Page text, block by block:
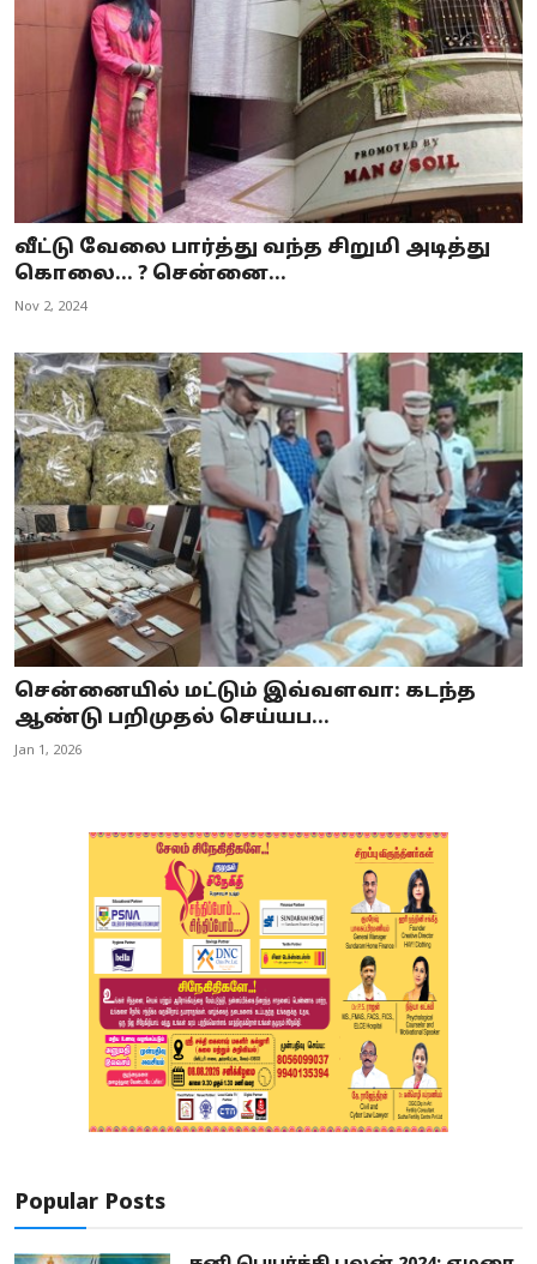
வீட்டு வேலை பார்த்து வந்த சிறுமி அடித்து
கொலை… ? சென்னை...
Nov 2, 2024
சென்னையில் மட்டும் இவ்வளவா: கடந்த
ஆண்டு பறிமுதல் செய்யப...
Jan 1, 2026
Popular Posts